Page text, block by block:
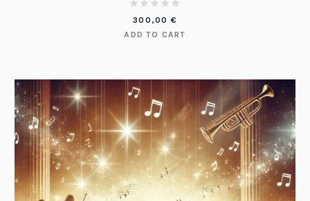
300,00 €
ADD TO CART